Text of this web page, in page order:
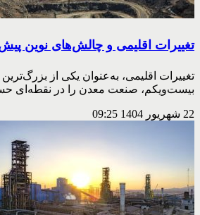
تغییرات اقلیمی و چالش‌های نوین
تغییرات اقلیمی، به‌عنوان یکی از
بیست‌ویکم، صنعت معدن را در نقطه‌ای
22 شهریور 1404 09:25